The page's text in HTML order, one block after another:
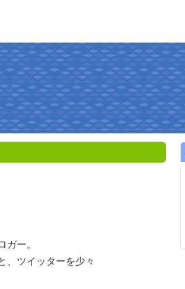
ガー。
、ツイッターを少々